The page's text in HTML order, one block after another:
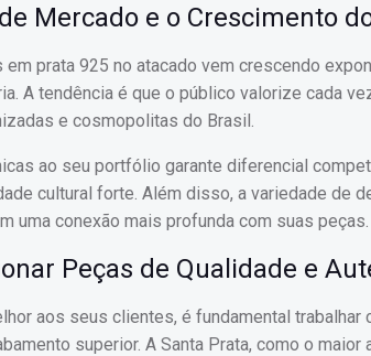
Mercado e o Crescimento
em prata 925 no atacado vem crescendo
A tendência é que o público valorize cada
e cosmopolitas do Brasil.
ao seu portfólio garante diferencial
cultural forte. Além disso, a variedade de
uma conexão mais profunda com suas peças.
Peças de Qualidade e
aos seus clientes, é fundamental
superior. A Santa Prata, como o